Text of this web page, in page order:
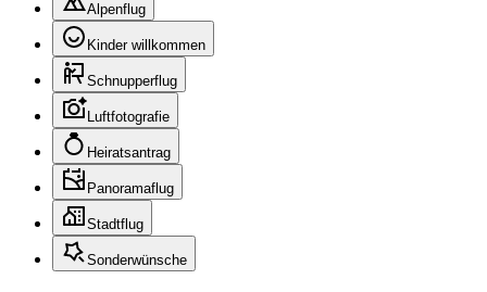
Alpenflug
Kinder willkommen
Schnupperflug
Luftfotografie
Heiratsantrag
Panoramaflug
Stadtflug
Sonderwünsche